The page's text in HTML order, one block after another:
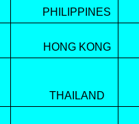
PHILIPPINES
HONG KONG
THAILAND